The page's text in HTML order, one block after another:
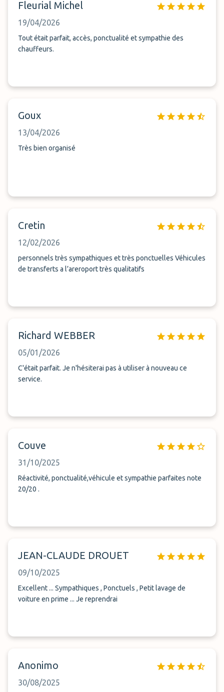
Fleurial Michel
19/04/2026
Tout était parfait, accès, ponctualité et sympathie des
chauffeurs.
Goux
13/04/2026
Très bien organisé
Cretin
12/02/2026
personnels très sympathiques et très ponctuelles Véhicules
de transferts a l’areroport très qualitatifs
Richard WEBBER
05/01/2026
C'était parfait. Je n'hésiterai pas à utiliser à nouveau ce
service.
Couve
31/10/2025
Réactivité, ponctualité,véhicule et sympathie parfaites note
20/20 .
JEAN-CLAUDE DROUET
09/10/2025
Excellent ... Sympathiques , Ponctuels , Petit lavage de
voiture en prime ... Je reprendrai
Anonimo
30/08/2025